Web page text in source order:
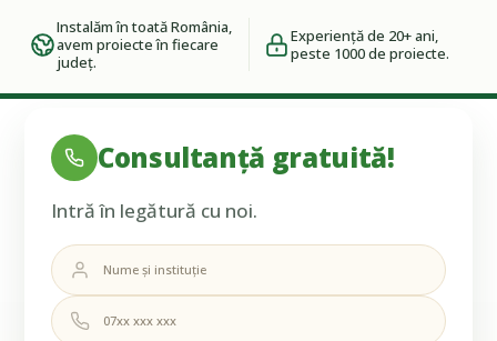
Instalăm în toată România,
avem proiecte în fiecare
județ.
Experiență de 20+ ani,
peste 1000 de proiecte.
Consultanță gratuită!
Intră în legătură cu noi.